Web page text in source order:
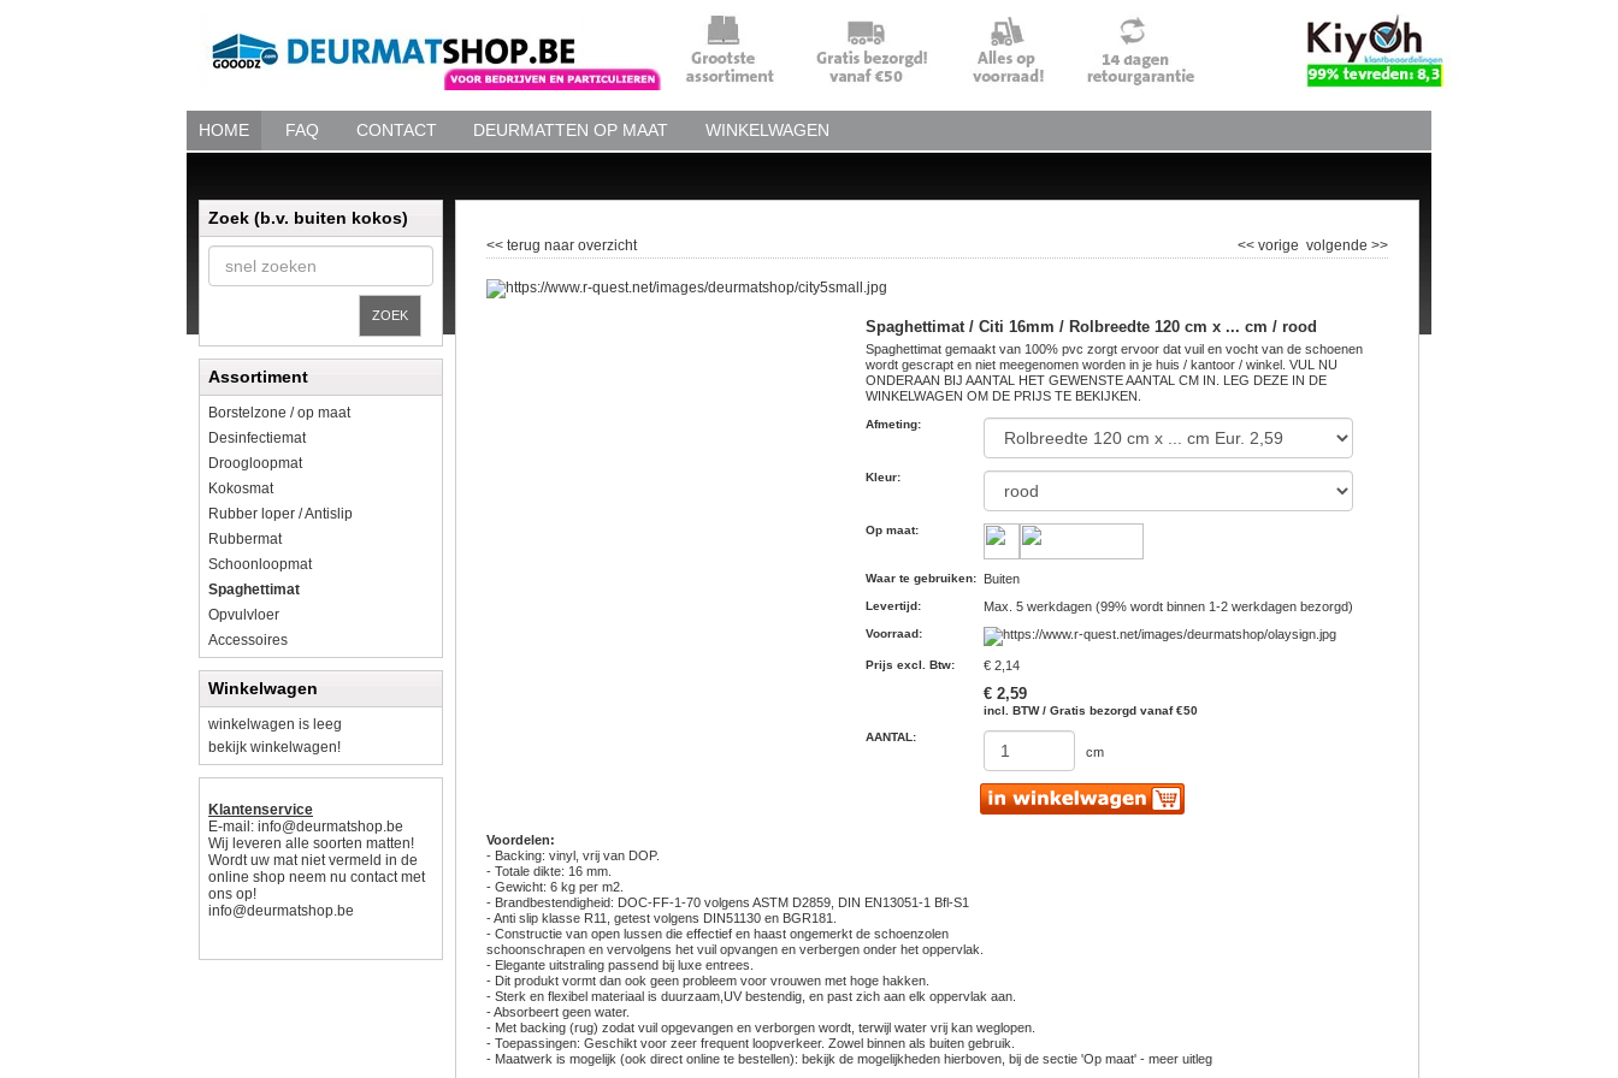
HOME FAQ CONTACT DEURMATTEN OP MAAT WINKELWAGEN
Zoek (b.v. buiten kokos)
ZOEK
Assortiment
Borstelzone / op maat
Desinfectiemat
Droogloopmat
Kokosmat
Rubber loper / Antislip
Rubbermat
Schoonloopmat
Spaghettimat
Opvulvloer
Accessoires
Winkelwagen
winkelwagen is leeg
bekijk winkelwagen!
Klantenservice
E-mail: info@deurmatshop.be
Wij leveren alle soorten matten!
Wordt uw mat niet vermeld in de
online shop neem nu contact met
ons op!
info@deurmatshop.be
<< terug naar overzicht volgende >>
<< vorige
Spaghettimat / Citi 16mm / Rolbreedte 120 cm x ... cm / rood
Spaghettimat gemaakt van 100% pvc zorgt ervoor dat vuil en vocht van de schoenen
wordt gescrapt en niet meegenomen worden in je huis / kantoor / winkel. VUL NU
ONDERAAN BIJ AANTAL HET GEWENSTE AANTAL CM IN. LEG DEZE IN DE
WINKELWAGEN OM DE PRIJS TE BEKIJKEN.
Afmeting:
Kleur:
Op maat:
Waar te gebruiken: Buiten
Levertijd : Max. 5 werkdagen (99% wordt binnen 1-2 werkdagen bezorgd)
Voorraad :
Prijs excl. Btw: € 2,14
€ 2,59
incl. BTW / Gratis bezorgd vanaf €50
AANTAL:
cm
Voordelen:
- Backing: vinyl, vrij van DOP.
- Totale dikte: 16 mm.
- Gewicht: 6 kg per m2.
- Brandbestendigheid: DOC-FF-1-70 volgens ASTM D2859, DIN EN13051-1 Bfl-S1
- Anti slip klasse R11, getest volgens DIN51130 en BGR181.
- Constructie van open lussen die effectief en haast ongemerkt de schoenzolen
schoonschrapen en vervolgens het vuil opvangen en verbergen onder het oppervlak.
- Elegante uitstraling passend bij luxe entrees.
- Dit produkt vormt dan ook geen probleem voor vrouwen met hoge hakken.
- Sterk en flexibel materiaal is duurzaam,UV bestendig, en past zich aan elk oppervlak aan.
- Absorbeert geen water.
- Met backing (rug) zodat vuil opgevangen en verborgen wordt, terwijl water vrij kan weglopen.
- Toepassingen: Geschikt voor zeer frequent loopverkeer. Zowel binnen als buiten gebruik.
- Maatwerk is mogelijk (ook direct online te bestellen): bekijk de mogelijkheden hierboven, bij de sectie 'Op maat' - meer uitleg